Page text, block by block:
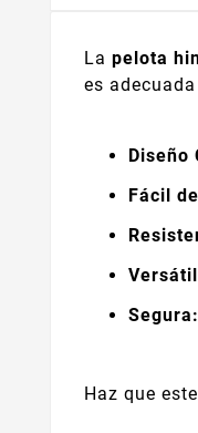
La pelota
es
Diseño
Fácil
Segura:
Haz que